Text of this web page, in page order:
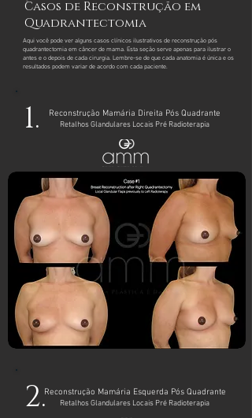
Casos de Reconstrução em
Quadrantectomia
Aqui você pode ver alguns casos clínicos ilustrativos de reconstrução pós
quadrantectomia em câncer de mama. Esta seção serve apenas para ilustrar o
antes e o depois de cada cirurgia. Lembre-se de que cada anatomia é única e os
resultados podem variar de acordo com cada paciente.
1.
Reconstrução Mamária Direita Pós Quadrante
Retalhos Glandulares Locais Pré Radioterapia
2.Reconstrução Mamária Esquerda Pós Quadrante
Retalhos Glandulares Locais Pré Radioterapia